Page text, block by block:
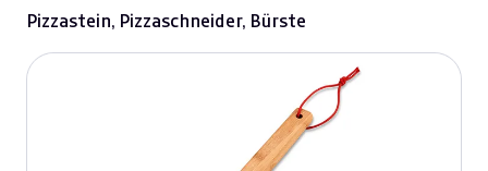
Pizzastein, Pizzaschneider, Bürste